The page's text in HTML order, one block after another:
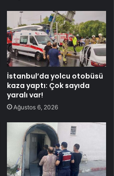
İstanbul’da yolcu otobüsü
kaza yaptı: Çok sayıda
yaralı var!
Ağustos 6, 2026